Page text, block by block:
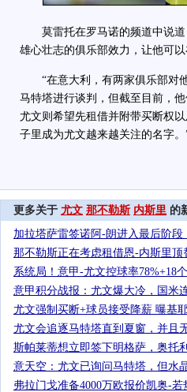
莫雷托在罗马诺的频道中说道
雄心壮志的俱乐部效力，让他可
“在意大利，有两家俱乐部对他
马特塔进行谈判，但截至目前，
尤文则希望先租借并附带买断权
子里成为尤文越来越关注的名字。
更多关于 尤文 那不勒斯 内斯里 的
加拉塔萨雷签诺阿-朗进入最后阶段
那不勒斯正在考虑租借恩-内斯里顶
系统局！意甲-尤文控球率78%+18
意甲积分战报：尤文爆大冷，国米
尤文强制买断+球员接受降薪 曝基
尤文会追逐马特塔直到夏窗，并且
斯帕莱蒂想立即签下明格萨，奥托
意天空：尤文已询问马特塔，但水
弗拉门戈准备4000万欧报价凯奥-若